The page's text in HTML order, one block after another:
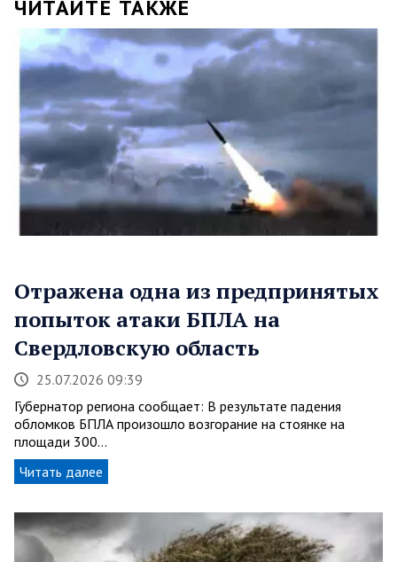
ЧИТАЙТЕ ТАКЖЕ
Отражена одна из предпринятых
попыток атаки БПЛА на
Свердловскую область
25.07.2026 09:39
Губернатор региона сообщает: В результате падения
обломков БПЛА произошло возгорание на стоянке на
площади 300…
Читать далее